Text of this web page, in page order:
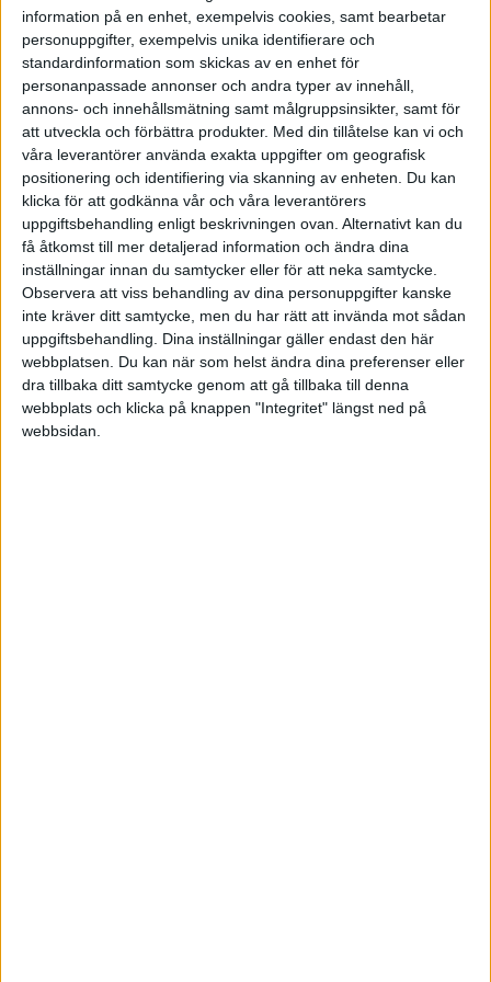
information på en enhet, exempelvis cookies, samt bearbetar
personuppgifter, exempelvis unika identifierare och
standardinformation som skickas av en enhet för
personanpassade annonser och andra typer av innehåll,
annons- och innehållsmätning samt målgruppsinsikter, samt för
att utveckla och förbättra produkter. Med din tillåtelse kan vi och
våra leverantörer använda exakta uppgifter om geografisk
positionering och identifiering via skanning av enheten. Du kan
klicka för att godkänna vår och våra leverantörers
uppgiftsbehandling enligt beskrivningen ovan. Alternativt kan du
få åtkomst till mer detaljerad information och ändra dina
inställningar innan du samtycker eller för att neka samtycke.
Observera att viss behandling av dina personuppgifter kanske
inte kräver ditt samtycke, men du har rätt att invända mot sådan
uppgiftsbehandling. Dina inställningar gäller endast den här
webbplatsen. Du kan när som helst ändra dina preferenser eller
dra tillbaka ditt samtycke genom att gå tillbaka till denna
webbplats och klicka på knappen "Integritet" längst ned på
webbsidan.
Äventyrslystnaden innebär också att de utåtriktade
är modiga risktagare, handlingskraftiga
entreprenörer och goda innovatörer.
De extroverta sätter världen i rörelse. De är usla på
att underhålla sig själva, vilket gör att de ständigt
söker kontakt med andra. Deras förmåga till socialt
nätverkande innebär inte bara att de har lättare för
att hitta nya karriärvägar åt sig själva, utan också att
de med sitt stora kontaktnät kan fixa nya
affärsmöjligheter för sitt företag och ibland ett nytt
jobb till en introvert vän.
Missförstår introverta